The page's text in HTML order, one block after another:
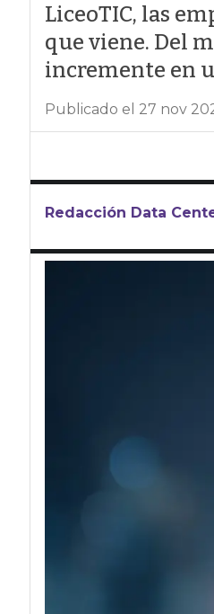
LiceoTIC, las
que viene. Del
incremente en
Publicado el 27 nov
Redacción Data